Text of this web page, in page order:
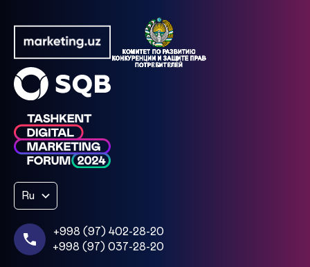
Ru
+998 (97) 402-28-20
+998 (97) 037-28-20